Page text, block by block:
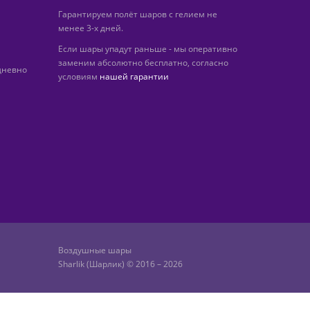
Гарантируем полёт шаров с гелием не
менее 3-х дней.
Если шары упадут раньше - мы оперативно
заменим абсолютно бесплатно, согласно
условиям нашей гарантии
Воздушные шары
Sharlik (Шарлик) © 2016 – 2026